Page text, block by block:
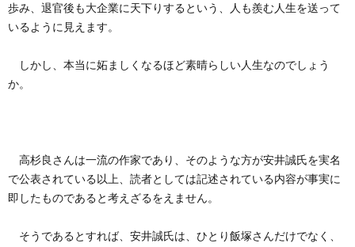
歩み、退官後も大企業に天下りするという、人も羨む人生を送って
いるように見えます。
しかし、本当に妬ましくなるほど素晴らしい人生なのでしょう
か。
高杉良さんは一流の作家であり、そのような方が安井誠氏を実名
で公表されている以上、読者としては記述されている内容が事実に
即したものであると考えざるをえません。
そうであるとすれば、安井誠氏は、ひとり飯塚さんだけでなく、